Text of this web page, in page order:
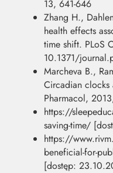
13, 641-646
Zhang H.,
health effects
time shift. PLoS
10.1371/
Marcheva B.,
Circadian clocks
Pharmacol,
https://
saving-time/
https://
beneficial-for-
[dostęp: